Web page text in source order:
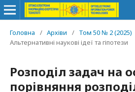
Головна / Архіви / Том 50 № 2 (2025)
Альтернативні наукові ідеї та гіпотези
Розподіл задач на
порівняння